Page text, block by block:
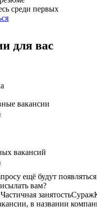
среди первых
для вас
вакансии
вакансий
ещё будут
вам?
Частичная занятостьСураж
в названии